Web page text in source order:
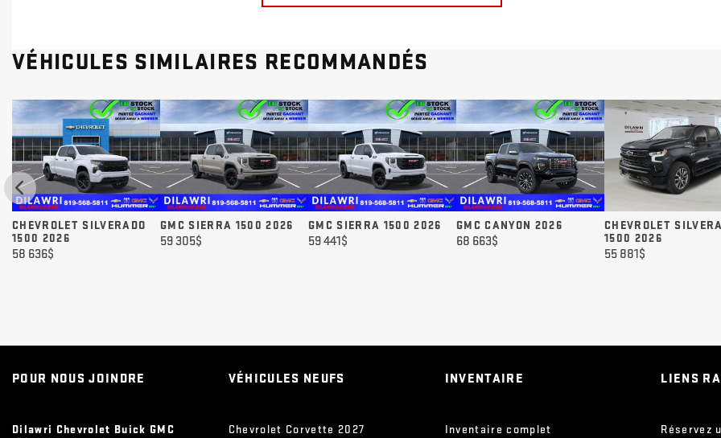
VÉHICULES SIMILAIRES RECOMMANDÉS
CHEVROLET SILVERADO
1500 2026
58 636$
GMC SIERRA 1500 2026
59 305$
GMC SIERRA 1500 2026
59 441$
GMC CANYON 2026
68 663$
CHEVROLET
1500 2026
55 881$
POUR NOUS JOINDRE
Dilawri Chevrolet Buick GMC
VÉHICULES NEUFS
Chevrolet Corvette 2027
INVENTAIRE
Inventaire complet
LIENS
Réservez